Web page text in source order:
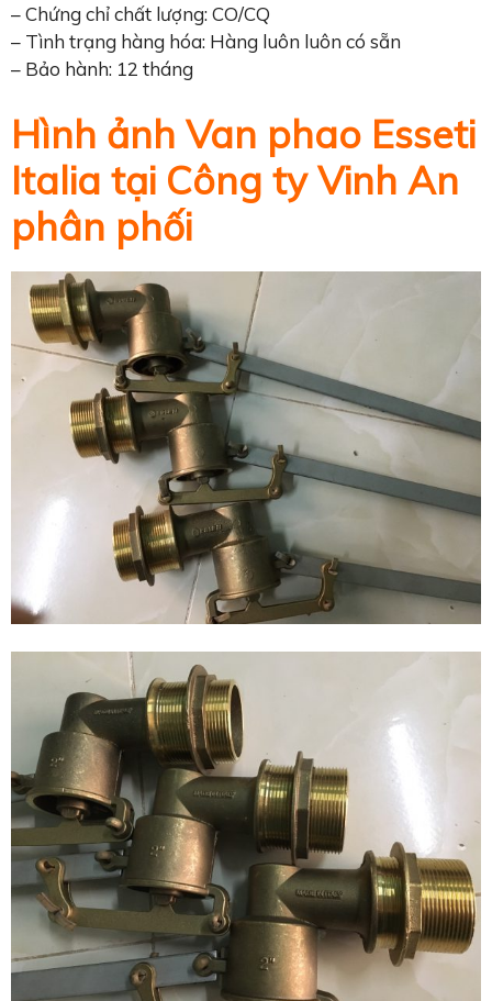
– Chứng chỉ chất lượng: CO/CQ
– Tình trạng hàng hóa: Hàng luôn luôn có sẵn
– Bảo hành: 12 tháng
Hình ảnh Van phao Esseti
Italia tại Công ty Vinh An
phân phối